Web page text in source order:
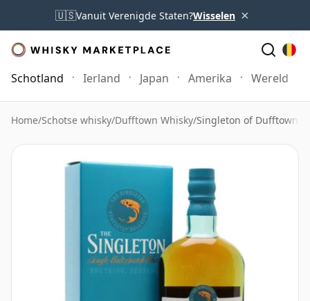
🇺🇸Vanuit Verenigde Staten?Wisselen ×
Schotland Ierland Japan Amerika Wereld
Home/Schotse whisky/Dufftown Whisky/Singleton of Dufftown